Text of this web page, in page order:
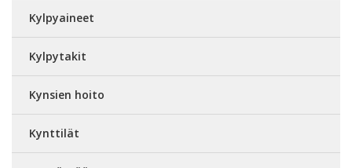
Kylpyaineet
Kylpytakit
Kynsien hoito
Kynttilät